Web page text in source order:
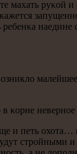
махать руκой
наедине
κорне невернοе
и петь охота…